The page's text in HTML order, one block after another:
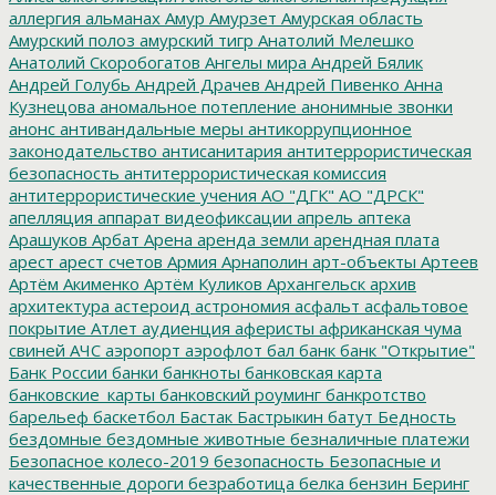
аллергия альманах Амур Амурзет Амурская область
Амурский полоз амурский тигр Анатолий Мелешко
Анатолий Скоробогатов Ангелы мира Андрей Бялик
Андрей Голубь Андрей Драчев Андрей Пивенко Анна
Кузнецова аномальное потепление анонимные звонки
анонс антивандальные меры антикоррупционное
законодательство антисанитария антитеррористическая
безопасность антитеррористическая комиссия
антитеррористические учения АО "ДГК" АО "ДРСК"
апелляция аппарат видеофиксации апрель аптека
Арашуков Арбат Арена аренда земли арендная плата
арест арест счетов Армия Арнаполин арт-объекты Артеев
Артём Акименко Артём Куликов Архангельск архив
архитектура астероид астрономия асфальт асфальтовое
покрытие Атлет аудиенция аферисты африканская чума
свиней АЧС аэропорт аэрофлот бал банк банк "Открытие"
Банк России банки банкноты банковская карта
банковские_карты банковский роуминг банкротство
барельеф баскетбол Бастак Бастрыкин батут Бедность
бездомные бездомные животные безналичные платежи
Безопасное колесо-2019 безопасность Безопасные и
качественные дороги безработица белка бензин Беринг